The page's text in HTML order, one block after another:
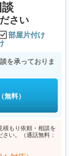
さい
部屋片付け
を承っておりま
無料）
積もり依頼・相談を
い。（通話無料：